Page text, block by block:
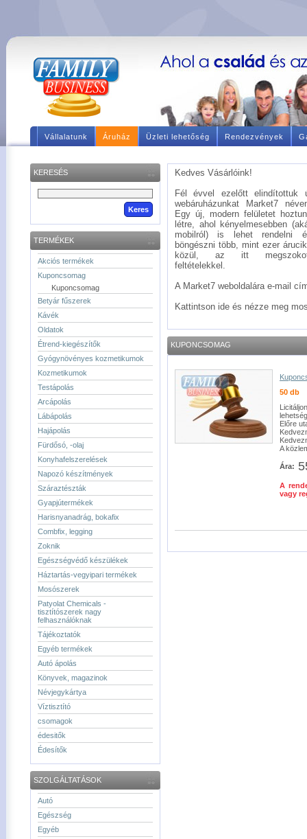
Vállalatunk Áruház Üzleti lehetőség Rendezvények
KERESÉS
TERMÉKEK
Akciós termékek
Kuponcsomag
Kuponcsomag
Betyár fűszerek
Kávék
Oldatok
Étrend-kiegészítők
Gyógynövényes kozmetikumok
Kozmetikumok
Testápolás
Arcápolás
Lábápolás
Hajápolás
Fürdősó, -olaj
Konyhafelszerelések
Napozó készítmények
Száraztészták
Gyapjútermékek
Harisnyanadrág, bokafix
Combfix, legging
Zoknik
Egészségvédő készülékek
Háztartás-vegyipari termékek
Mosószerek
Patyolat Chemicals -
tisztítószerek nagy
felhasználóknak
Tájékoztatók
Egyéb termékek
Autó ápolás
Könyvek, magazinok
Névjegykártya
Víztisztító
csomagok
édesitők
Édesítők
SZOLGÁLTATÁSOK
Autó
Egészség
Egyéb
Kedves Vásárlóink!
Fél évvel ezelőtt elindítottuk
webáruházunkat Market7
Egy új, modern felületet
létre, ahol kényelmesebben
mobilról) is lehet rendelni
böngészni több, mint ezer
közül, az itt
feltételekkel.
A Market7 weboldalára e-mail
Kattintson ide és nézze meg
KUPONCSOMAG
50 db
Előre
A
Ára:
A
vagy